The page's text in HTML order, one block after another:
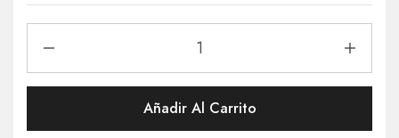
Añadir Al Carrito